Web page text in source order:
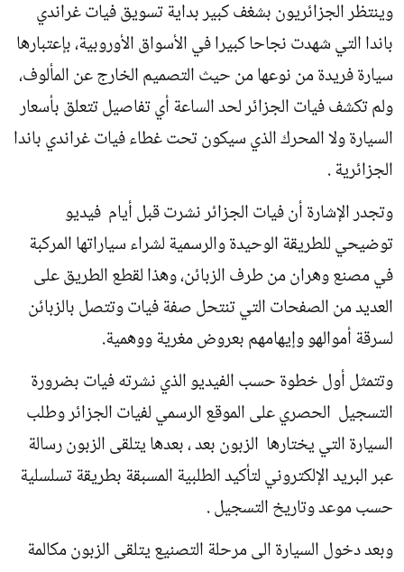
وينتظر الجزائريون بشغف كبير بداية تسويق فيات غراندي
باندا التي شهدت نجاحا كبيرا في الأسواق الأوروبية، بإعتبارها
سيارة فريدة من نوعها من حيث التصميم الخارج عن المألوف،
ولم تكشف فيات الجزائر لحد الساعة أي تفاصيل تتعلق بأسعار
السيارة ولا المحرك الذي سيكون تحت غطاء فيات غراندي باندا
الجزائرية .
وتجدر الإشارة أن فيات الجزائر نشرت قبل أيام فيديو
توضيحي للطريقة الوحيدة والرسمية لشراء سياراتها المركبة
في مصنع وهران من طرف الزبائن، وهذا لقطع الطريق على
العديد من الصفحات التي تنتحل صفة فيات وتتصل بالزبائن
لسرقة أموالهو وإيهامهم بعروض مغرية ووهمية.
وتتمثل أول خطوة حسب الفيديو الذي نشرته فيات بضرورة
التسجيل الحصري على الموقع الرسمي لفيات الجزائر وطلب
السيارة التي يختارها الزبون بعد ، بعدها يتلقى الزبون رسالة
عبر البريد الإلكتروني لتأكيد الطلبية المسبقة بطريقة تسلسلية
حسب موعد وتاريخ التسجيل .
وبعد دخول السيارة الى مرحلة التصنيع يتلقى الزبون مكالمة